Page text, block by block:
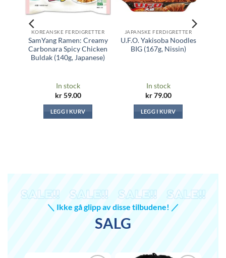
JAPANSK KRYDDER, BULJONG OG SAUSER
Golden Curry Sauce Mix
Medium Hot S&B (220g,
S&B)
In stock
kr99.00
LEGG I KURV
SamYang Ramen: Spicy
Quattro Cheese Buldak
In stock
kr59.00
LEGG I KURV
＼ Ikke gå glipp av disse tilbudene! ／
SALG